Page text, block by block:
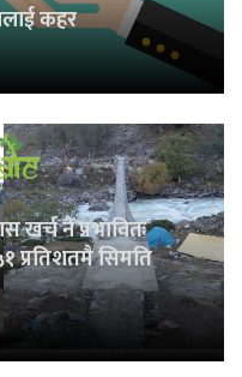
कहर
खर्च नैं प्रभावितः
प्रतिशतमै सिमति